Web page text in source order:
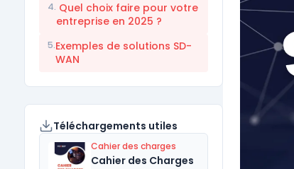
4. Quel choix faire pour votre
entreprise en 2025 ?
5.Exemples de solutions SD-
WAN
Téléchargements utiles
Cahier des charges
Cahier des Charges